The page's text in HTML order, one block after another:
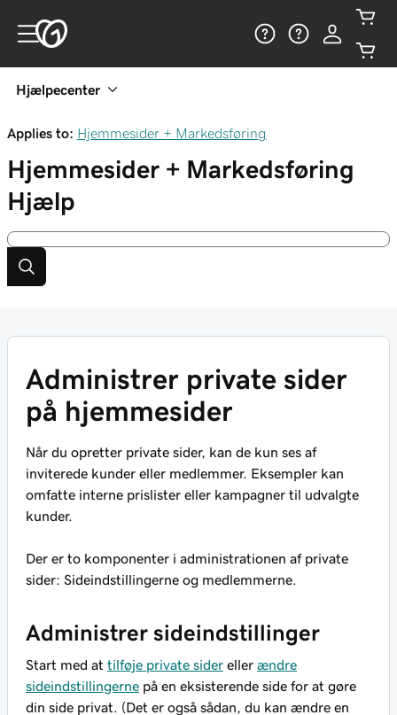
Hjælpecenter
Applies to: Hjemmesider + Markedsføring
Hjemmesider + Markedsføring
Hjælp
Administrer private sider
på hjemmesider
Når du opretter private sider, kan de kun ses af
inviterede kunder eller medlemmer. Eksempler kan
omfatte interne prislister eller kampagner til udvalgte
kunder.
Der er to komponenter i administrationen af private
sider: Sideindstillingerne og medlemmerne.
Administrer sideindstillinger
Start med at tilføje private sider eller ændre
sideindstillingerne på en eksisterende side for at gøre
din side privat. (Det er også sådan, du kan ændre en